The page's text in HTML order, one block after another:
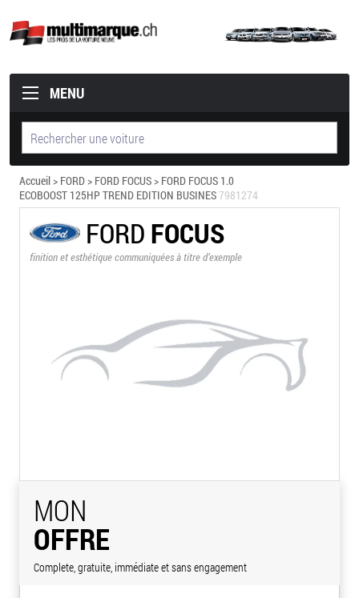
MENU
Accueil> FORD> FORD FOCUS> FORD FOCUS 1.0
ECOBOOST 125HP TREND EDITION BUSINES7981274
FORD FOCUS
finition et esthétique communiquées à titre d’exemple
MON
OFFRE
Complete, gratuite, immédiate et sans engagement